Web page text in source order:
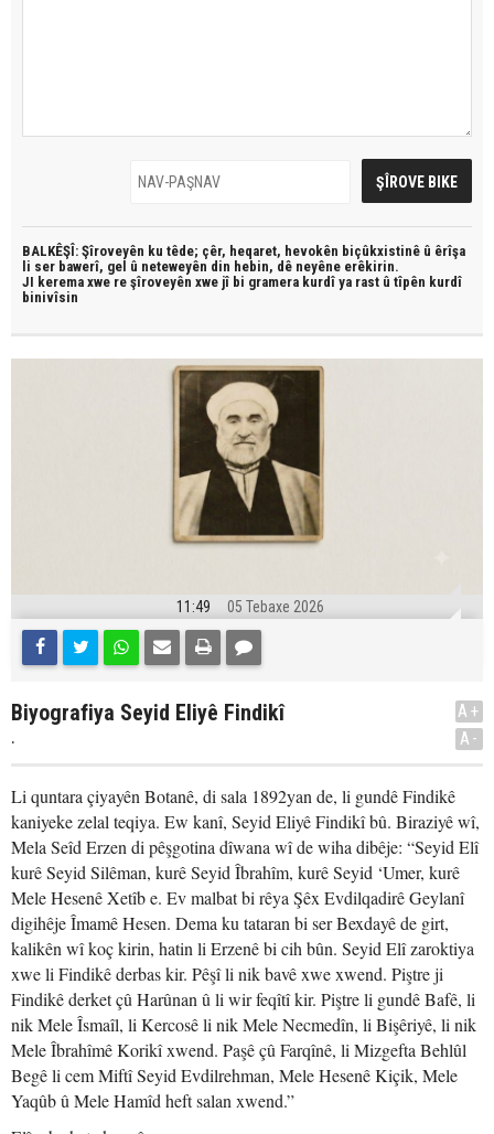
BALKÊŞÎ: Şîroveyên ku têde; çêr, heqaret, hevokên biçûkxistinê û êrîşa
li ser bawerî, gel û neteweyên din hebin, dê neyêne erêkirin.
JI kerema xwe re şîroveyên xwe jî bi gramera kurdî ya rast û tîpên kurdî
binivîsin
11:49 05 Tebaxe 2026
Biyografiya Seyid Eliyê Findikî
.
A+
A-
Li quntara çiyayên Botanê, di sala 1892yan de, li gundê Findikê
kaniyeke zelal teqiya. Ew kanî, Seyid Eliyê Findikî bû. Biraziyê wî,
Mela Seîd Erzen di pêşgotina dîwana wî de wiha dibêje: “Seyid Elî
kurê Seyid Silêman, kurê Seyid Îbrahîm, kurê Seyid ‘Umer, kurê
Mele Hesenê Xetîb e. Ev malbat bi rêya Şêx Evdilqadirê Geylanî
digihêje Îmamê Hesen. Dema ku tataran bi ser Bexdayê de girt,
kalikên wî koç kirin, hatin li Erzenê bi cih bûn. Seyid Elî zaroktiya
xwe li Findikê derbas kir. Pêşî li nik bavê xwe xwend. Piştre ji
Findikê derket çû Harûnan û li wir feqîtî kir. Piştre li gundê Bafê, li
nik Mele Îsmaîl, li Kercosê li nik Mele Necmedîn, li Bişêriyê, li nik
Mele Îbrahîmê Korikî xwend. Paşê çû Farqînê, li Mizgefta Behlûl
Begê li cem Miftî Seyid Evdilrehman, Mele Hesenê Kiçik, Mele
Yaqûb û Mele Hamîd heft salan xwend.”